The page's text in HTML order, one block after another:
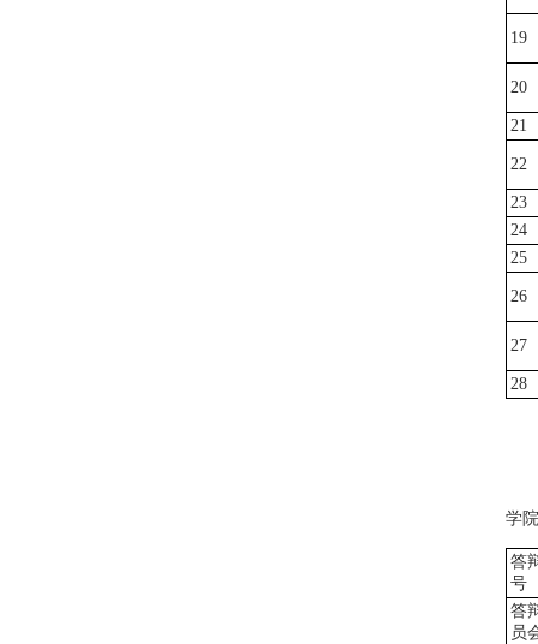
19
20
21
22
23
24
25
26
27
28
学
答
号
答
员